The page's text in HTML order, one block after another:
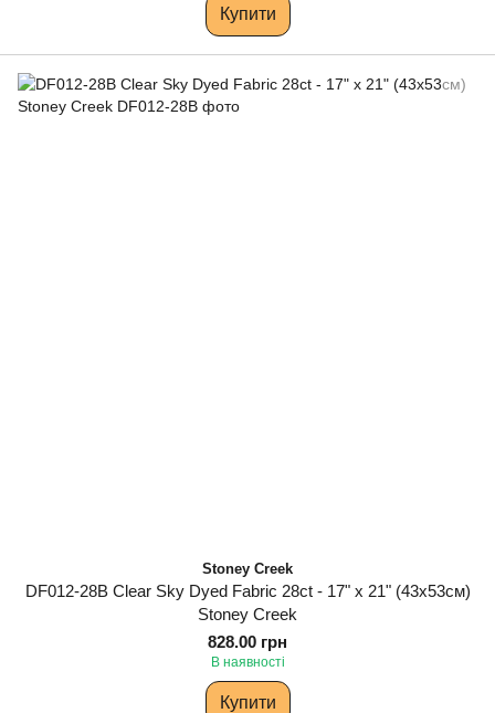
Купити
Stoney Creek
DF012-28B Clear Sky Dyed Fabric 28ct - 17" x 21" (43х53см)
Stoney Creek
828.00 грн
В наявності
Купити